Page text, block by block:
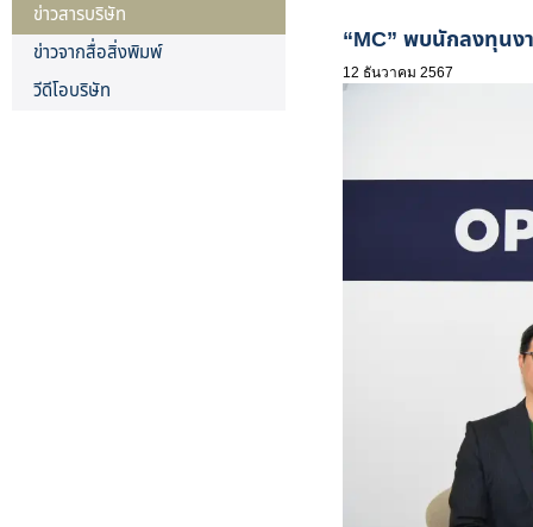
ข่าวสารบริษัท
ข่าวจากสื่อสิ่งพิมพ์
วีดีโอบริษัท
“MC” พบนักลงทุนง
12 ธันวาคม 2567